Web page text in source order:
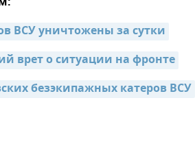
ВСУ уничтожены за сутки
врет о ситуации на фронте
безэкипажных катеров ВСУ